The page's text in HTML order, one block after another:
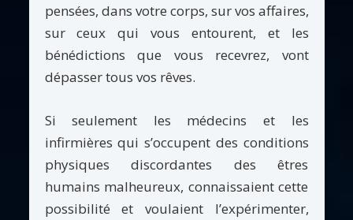
pensées, dans votre corps, sur vos affaires,
sur ceux qui vous entourent, et les
bénédictions que vous recevrez, vont
dépasser tous vos rêves.
Si seulement les médecins et les
infirmières qui s’occupent des conditions
physiques discordantes des êtres
humains malheureux, connaissaient cette
possibilité et voulaient l’expérimenter,